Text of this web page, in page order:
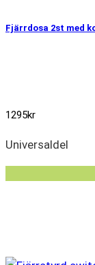
Fjärrdosa 2st med
1295kr
Universaldel